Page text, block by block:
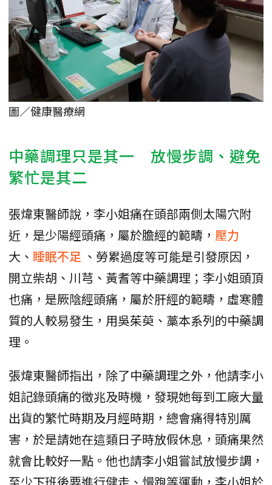
圖／健康醫療網
中藥調理只是其一 放慢步調、避免
繁忙是其二
張煒東醫師說，李小姐痛在頭部兩側太陽穴附
近，是少陽經頭痛，屬於膽經的範疇， 壓力
大、 睡眠不足 、勞累過度等可能是引發原因，
開立柴胡、川芎、黃耆等中藥調理；李小姐頭頂
也痛，是厥陰經頭痛，屬於肝經的範疇，虛寒體
質的人較易發生，用吳茱萸、藁本系列的中藥調
理。
張煒東醫師指出，除了中藥調理之外，他請李小
姐記錄頭痛的徵兆及時機，發現她每到工廠大量
出貨的繁忙時期及月經時期，總會痛得特別厲
害，於是請她在這類日子時放假休息，頭痛果然
就會比較好一點。他也請李小姐嘗試放慢步調，